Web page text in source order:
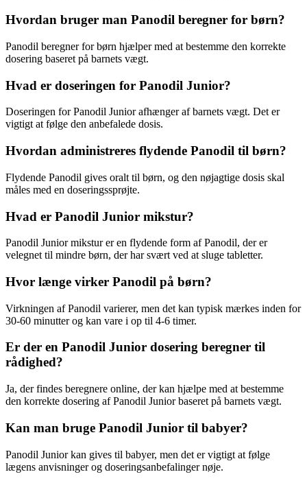
Hvordan bruger man Panodil beregner for børn?
Panodil beregner for børn hjælper med at bestemme den korrekte
dosering baseret på barnets vægt.
Hvad er doseringen for Panodil Junior?
Doseringen for Panodil Junior afhænger af barnets vægt. Det er
vigtigt at følge den anbefalede dosis.
Hvordan administreres flydende Panodil til børn?
Flydende Panodil gives oralt til børn, og den nøjagtige dosis skal
måles med en doseringssprøjte.
Hvad er Panodil Junior mikstur?
Panodil Junior mikstur er en flydende form af Panodil, der er
velegnet til mindre børn, der har svært ved at sluge tabletter.
Hvor længe virker Panodil på børn?
Virkningen af Panodil varierer, men det kan typisk mærkes inden for
30-60 minutter og kan vare i op til 4-6 timer.
Er der en Panodil Junior dosering beregner til
rådighed?
Ja, der findes beregnere online, der kan hjælpe med at bestemme
den korrekte dosering af Panodil Junior baseret på barnets vægt.
Kan man bruge Panodil Junior til babyer?
Panodil Junior kan gives til babyer, men det er vigtigt at følge
lægens anvisninger og doseringsanbefalinger nøje.